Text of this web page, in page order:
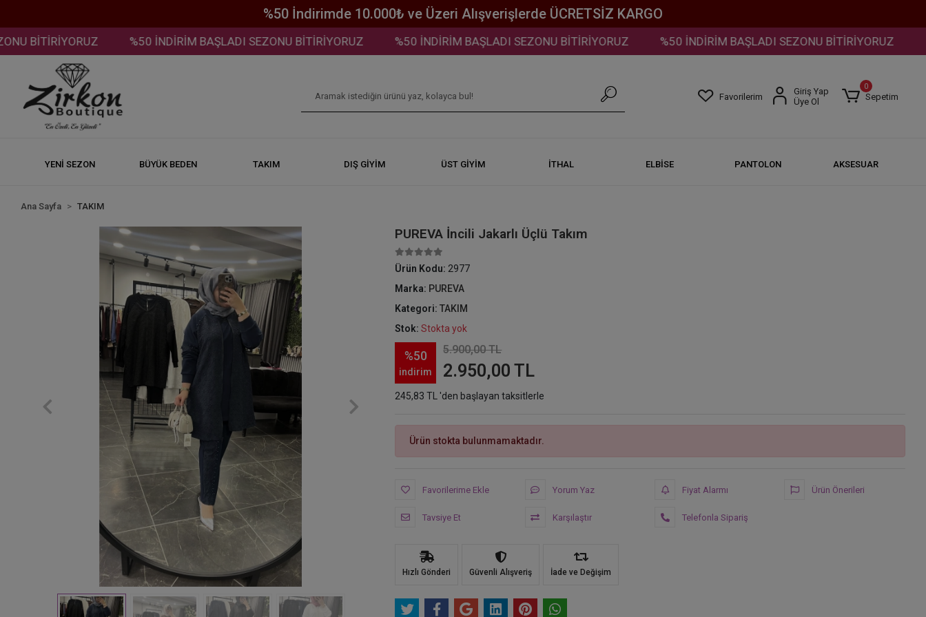
%50 İndirimde 10.000₺ ve Üzeri Alışverişlerde ÜCRETSİZ KARGO
%50 İNDİRİM BAŞLADI SEZONU BİTİRİYORUZ %50 İNDİRİM BAŞLADI SEZONU BİTİRİYORUZ %50 İNDİRİM BAŞLADI SEZONU BİTİRİYORUZ
Favorilerim
Giriş Yap
Üye Ol
0
Sepetim
YENİ SEZON BÜYÜK BEDEN TAKIM DIŞ GİYİM ÜST GİYİM İTHAL ELBİSE PANTOLON AKSESUAR
Ana Sayfa TAKIM
PUREVA İncili Jakarlı Üçlü Takım
Ürün Kodu: 2977
Marka: PUREVA
Kategori:TAKIM
Stok:Stokta yok
%50
indirim
5.900,00 TL
2.950,00 TL
245,83 TL 'den başlayan taksitlerle
Ürün stokta bulunmamaktadır.
Favorilerime Ekle
Tavsiye Et
Yorum Yaz
Karşılaştır
Fiyat Alarmı
Telefonla Sipariş
Ürün Önerileri
Hızlı Gönderi Güvenli Alışveriş İade ve Değişim